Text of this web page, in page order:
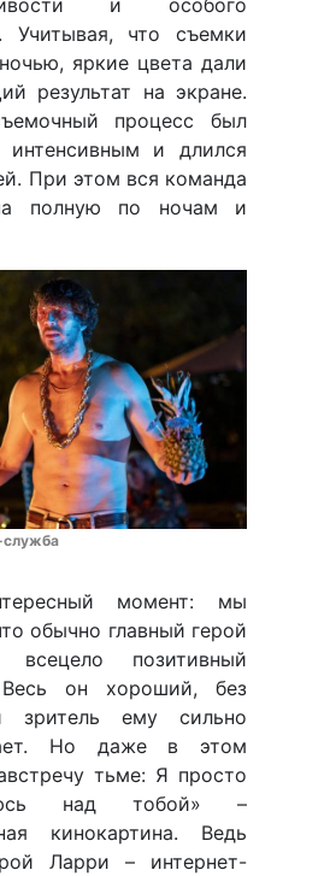
и особого
Учитывая, что съемки
яркие цвета дали
результат на экране.
процесс был
интенсивным и длился
При этом вся команда
полную по ночам и
служба
момент: мы
обычно главный герой
позитивный
Весь он хороший, без
зритель ему сильно
Но даже в этом
тьме: Я просто
над тобой» –
кинокартина. Ведь
Ларри – интернет-